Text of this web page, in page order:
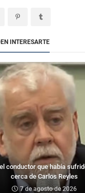
INTERESARTE
conductor que había
cerca de Carlos Reyles
7 de agosto de 2026